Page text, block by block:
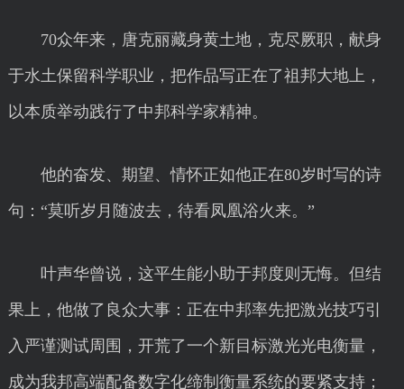
70众年来，唐克丽藏身黄土地，克尽厥职，献身
于水土保留科学职业，把作品写正在了祖邦大地上，
以本质举动践行了中邦科学家精神。
他的奋发、期望、情怀正如他正在80岁时写的诗
句：“莫听岁月随波去，待看凤凰浴火来。”
叶声华曾说，这平生能小助于邦度则无悔。但结
果上，他做了良众大事：正在中邦率先把激光技巧引
入严谨测试周围，开荒了一个新目标激光光电衡量，
成为我邦高端配备数字化缔制衡量系统的要紧支持；